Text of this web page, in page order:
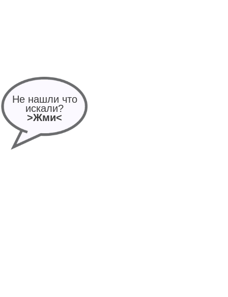
Не нашли что
искали?
>Жми<